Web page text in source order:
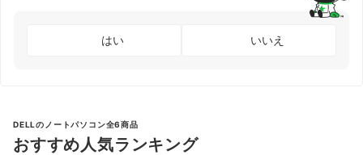
はい いいえ
DELLのノートパソコン全6商品
おすすめ人気ランキング